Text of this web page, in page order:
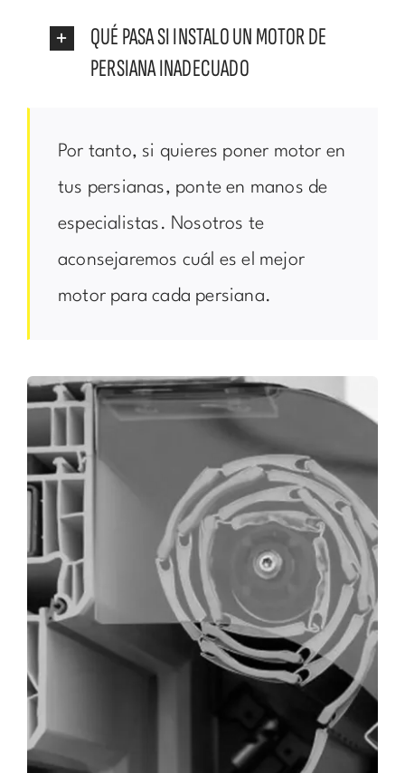
QUÉ PASA SI INSTALO UN MOTOR DE
PERSIANA INADECUADO
Por tanto, si quieres poner motor en
tus persianas, ponte en manos de
especialistas. Nosotros te
aconsejaremos cuál es el mejor
motor para cada persiana.